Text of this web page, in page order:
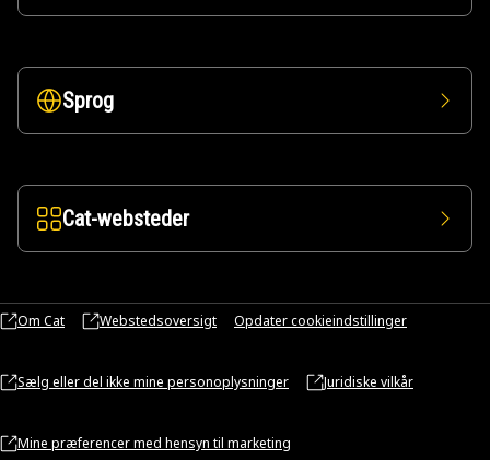
Sprog
Cat-websteder
Om Cat Webstedsoversigt Opdater cookieindstillinger
Sælg eller del ikke mine personoplysninger Juridiske vilkår
Mine præferencer med hensyn til marketing